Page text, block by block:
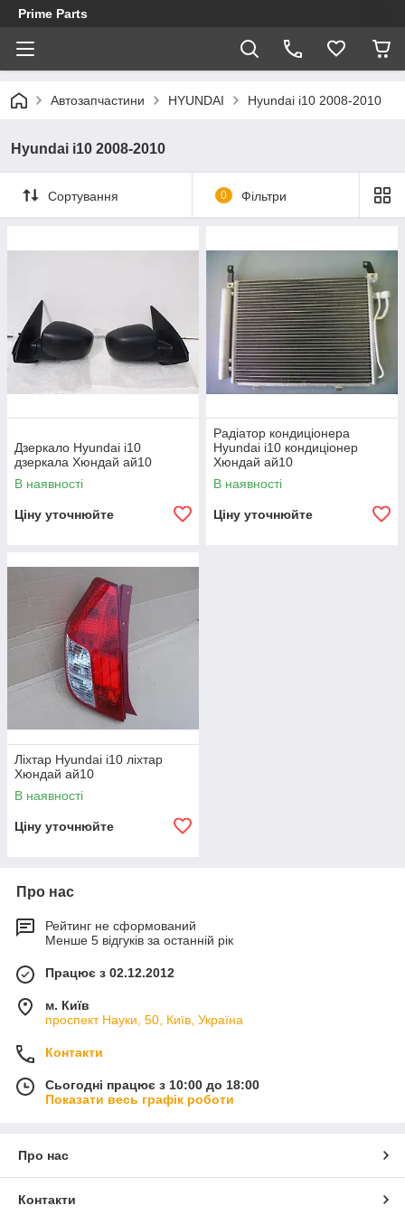
Prime Parts
Автозапчастини HYUNDAI Hyundai i10 2008-2010
Hyundai i10 2008-2010
Сортування 0 Фільтри
Дзеркало Hyundai i10
дзеркала Хюндай ай10
В наявності
Ціну уточнюйте
Радіатор кондиціонера
Hyundai i10 кондиціонер
Хюндай ай10
В наявності
Ціну уточнюйте
Ліхтар Hyundai i10 ліхтар
Хюндай ай10
В наявності
Ціну уточнюйте
Про нас
Рейтинг не сформований
Менше 5 відгуків за останній рік
Працює з 02.12.2012
м. Київ
проспект Науки, 50, Київ, Україна
Контакти
Сьогодні працює з 10:00 до 18:00
Показати весь графік роботи
Про нас
Контакти